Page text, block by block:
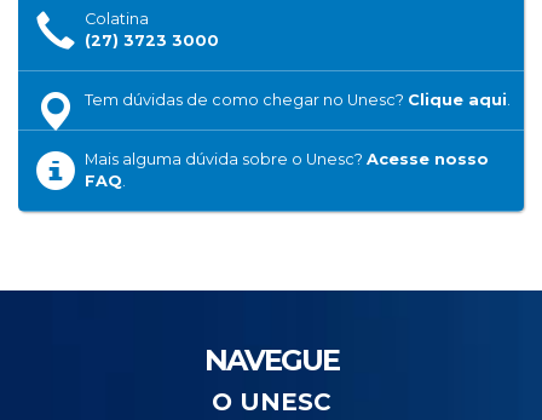
Colatina
(27) 3723 3000
Tem dúvidas de como chegar no Unesc? Clique aqui.
Mais alguma dúvida sobre o Unesc? Acesse nosso
FAQ.
NAVEGUE
O UNESC